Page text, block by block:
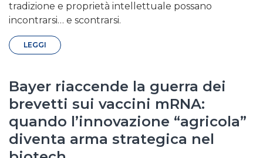
tradizione e proprietà intellettuale possano
incontrarsi… e scontrarsi.
LEGGI
Bayer riaccende la guerra dei
brevetti sui vaccini mRNA:
quando l’innovazione “agricola”
diventa arma strategica nel